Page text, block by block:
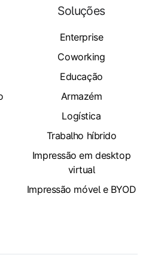
Soluções
Enterprise
Coworking
Educação
Armazém
Logística
Trabalho híbrido
Impressão em desktop
virtual
Impressão móvel e BYOD